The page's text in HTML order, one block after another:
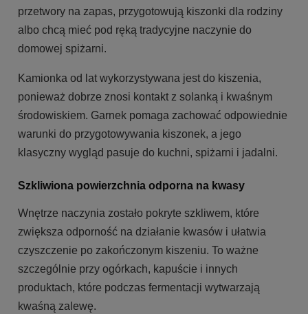
przetwory na zapas, przygotowują kiszonki dla rodziny
albo chcą mieć pod ręką tradycyjne naczynie do
domowej spiżarni.
Kamionka od lat wykorzystywana jest do kiszenia,
ponieważ dobrze znosi kontakt z solanką i kwaśnym
środowiskiem. Garnek pomaga zachować odpowiednie
warunki do przygotowywania kiszonek, a jego
klasyczny wygląd pasuje do kuchni, spiżarni i jadalni.
Szkliwiona powierzchnia odporna na kwasy
Wnętrze naczynia zostało pokryte szkliwem, które
zwiększa odporność na działanie kwasów i ułatwia
czyszczenie po zakończonym kiszeniu. To ważne
szczególnie przy ogórkach, kapuście i innych
produktach, które podczas fermentacji wytwarzają
kwaśną zalewę.